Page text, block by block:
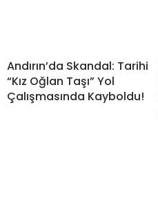
Andırın’da Skandal: Tarihi
“Kız Oğlan Taşı” Yol
Çalışmasında Kayboldu!